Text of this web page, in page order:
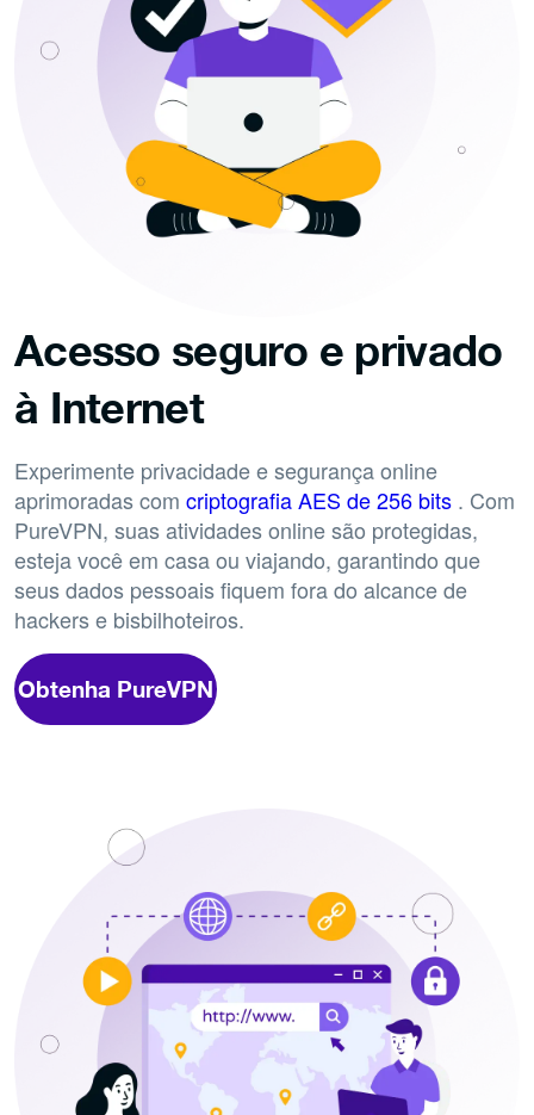
Acesso seguro e privado
à Internet
Experimente privacidade e segurança online
aprimoradas com criptografia AES de 256 bits . Com
PureVPN, suas atividades online são protegidas,
esteja você em casa ou viajando, garantindo que
seus dados pessoais fiquem fora do alcance de
hackers e bisbilhoteiros.
Obtenha PureVPN